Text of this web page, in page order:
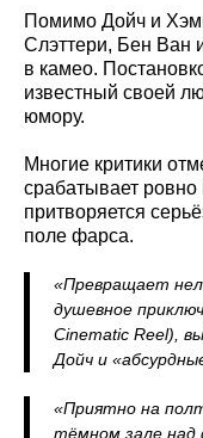
Помимо Дойч и
Слэттери, Бен Ван
в камео.
известный своей
юмору.
Многие критики
срабатывает
притворяется
поле фарса.
«Превращает
душевное
Cinematic Reel),
Дойч и
«Приятно на
тёмном зале над